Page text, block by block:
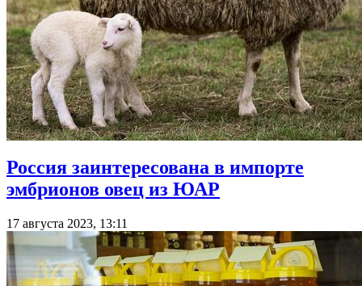
Россия заинтересована в импорте
эмбрионов овец из ЮАР
17 августа 2023, 13:11